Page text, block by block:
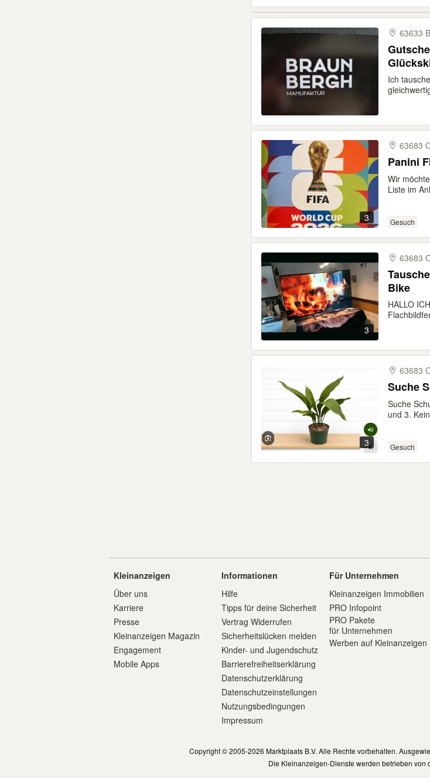
63633
Ich
3
63683
Panini
Wir
Liste im
Gesuch
3
63683
Bike
HALLO
3
63683
Suche
Suche
und 3.
Gesuch
Kleinanzeigen
Über uns
Karriere
Presse
Kleinanzeigen Magazin
Engagement
Mobile Apps
Informationen
Hilfe
Tipps für deine Sicherheit
Vertrag Widerrufen
Sicherheitslücken melden
Kinder- und Jugendschutz
Barrierefreiheitserklärung
Datenschutzerklärung
Datenschutzeinstellungen
Nutzungsbedingungen
Impressum
Für Unternehmen
Kleinanzeigen Immobilien
PRO Infopoint
PRO Pakete
für Unternehmen
Werben auf Kleinanzeigen
Copyright © 2005-2026 Marktplaats B.V. Alle Rechte vorbehalten.
Die Kleinanzeigen-Dienste werden betrieben von